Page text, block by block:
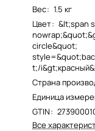
Вес: 1.5 кг
Цвет: &lt;span
circle&quot;
t;/
Страна
Единица
GTIN:
Все